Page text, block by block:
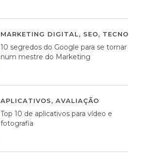
MARKETING DIGITAL, SEO, TECNOLOGIA
10 segredos do Google para se tornar
num mestre do Marketing
APLICATIVOS, AVALIAÇÃO
Top 10 de aplicativos para vídeo e
fotografia